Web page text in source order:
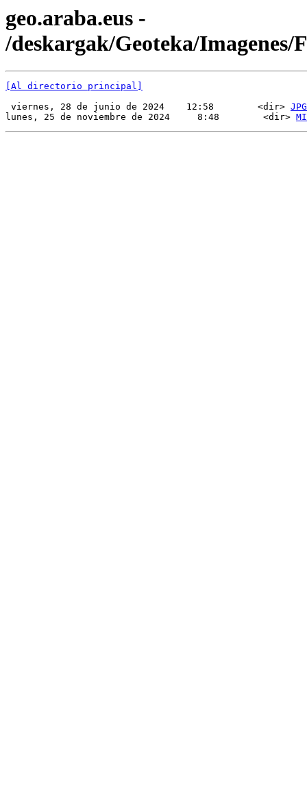
geo.araba.eus -
/deskargak/Geoteka/Imagenes/
[Al directorio principal]
viernes, 28 de junio de 2024    12:58        <dir> JPG
lunes, 25 de noviembre de 2024     8:48        <dir>